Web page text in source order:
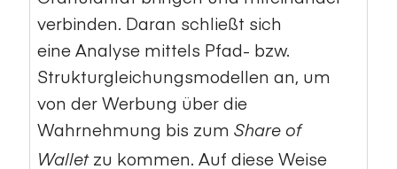
verbinden. Daran schließt sich
eineAnalyse mittels Pfad- bzw.
Strukturgleichungsmodellen an, um
von der Werbung über die
Wahrnehmung bis zum Share of
Walletzu kommen. Auf diese Weise